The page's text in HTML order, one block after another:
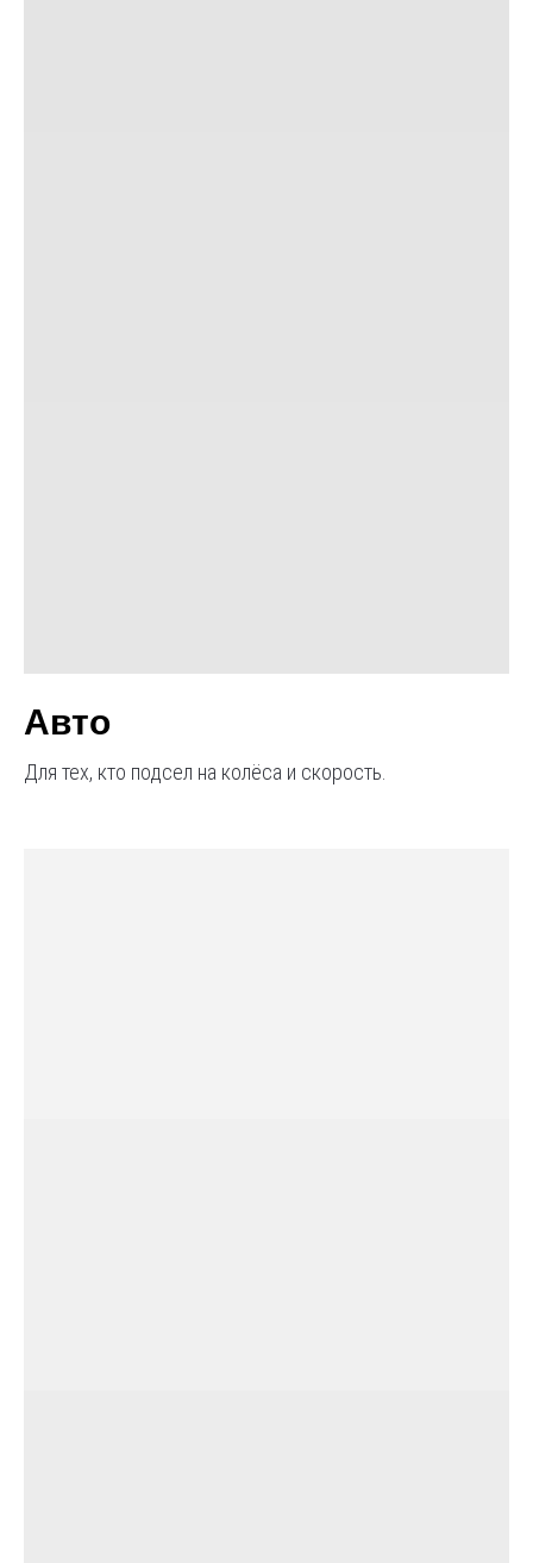
Авто
Для тех, кто подсел на колёса и скорость.